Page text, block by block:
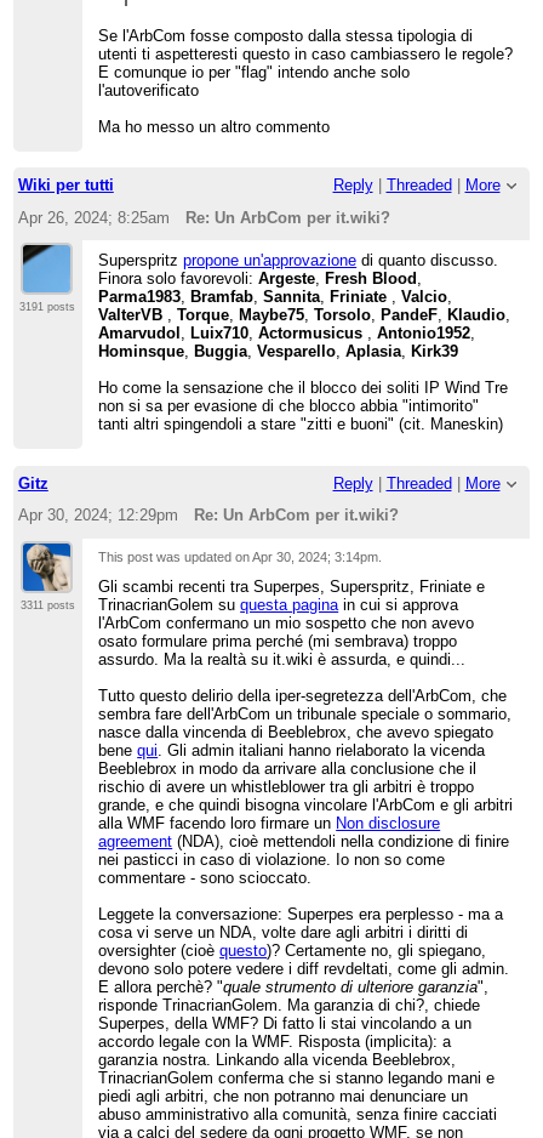
Se l'ArbCom fosse composto dalla stessa tipologia di
utenti ti aspetteresti questo in caso cambiassero le regole?
E comunque io per "flag" intendo anche solo
l'autoverificato
Ma ho messo un altro commento
Wiki per tutti Reply| Threaded | More
Apr 26, 2024; 8:25am
Re: Un ArbCom per it.wiki?
3191 posts
Superspritzpropone un'approvazione di quanto discusso.
Finora solo favorevoli:Argeste, Fresh Blood ,
Parma1983, Bramfab,Sannita, Friniate ,Valcio,
ValterVB ,Torque, Maybe75,Torsolo, PandeF, Klaudio,
Amarvudol , Luix710,Actormusicus ,Antonio1952,
Hominsque, Buggia,Vesparello,Aplasia, Kirk39
Ho come la sensazione che il blocco dei soliti IP Wind Tre
non si sa per evasione di che blocco abbia "intimorito"
tanti altri spingendoli a stare "zitti e buoni" (cit. Maneskin)
Gitz Reply| Threaded | More
Apr 30, 2024; 12:29pm
Re: Un ArbCom per it.wiki?
3311 posts
This post was updated onApr 30, 2024; 3:14pm
Gli scambi recenti tra Superpes, Superspritz, Friniate e
TrinacrianGolem suquesta paginain cui si approva
l'ArbCom confermano un mio sospetto che non avevo
osato formulare prima perché (mi sembrava) troppo
assurdo. Ma la realtà su it.wiki è assurda, e quindi...
Tutto questo delirio della iper-segretezza dell'ArbCom, che
sembra fare dell'ArbCom un tribunale speciale o sommario,
nasce dalla vincenda di Beeblebrox, che avevo spiegato
benequi. Gli admin italiani hanno rielaborato la vicenda
Beeblebrox in modo da arrivare alla conclusione che il
rischio di avere un whistleblower tra gli arbitri è troppo
grande, e che quindi bisogna vincolare l'ArbCom e gli arbitri
alla WMF facendo loro firmare un Non disclosure
agreement (NDA), cioè mettendoli nella condizione di finire
nei pasticci in caso di violazione. Io non so come
commentare - sono scioccato.
Leggete la conversazione: Superpes era perplesso - ma a
cosa vi serve un NDA, volte dare agli arbitri i diritti di
oversighter (cioèquesto)? Certamente no, gli spiegano,
devono solo potere vedere i diff revdeltati, come gli admin.
E allora perchè? "quale strumento di ulteriore garanzia",
risponde TrinacrianGolem. Ma garanzia di chi?, chiede
Superpes, della WMF? Di fatto li stai vincolando a un
accordo legale con la WMF. Risposta (implicita): a
garanzia nostra. Linkando alla vicenda Beeblebrox,
TrinacrianGolem conferma che si stanno legando mani e
piedi agli arbitri, che non potranno mai denunciare un
abuso amministrativo alla comunità, senza finire cacciati
via a calci del sedere da ogni progetto WMF, se non